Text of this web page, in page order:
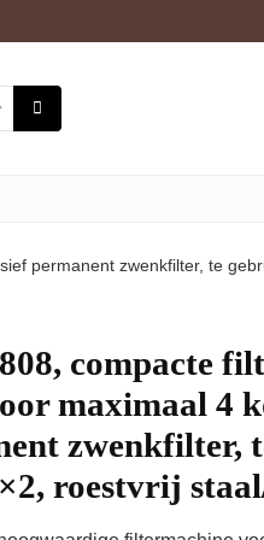
permanent zwenkfilter, te
compacte
maximaal 4
zwenkfilter,
roestvrij